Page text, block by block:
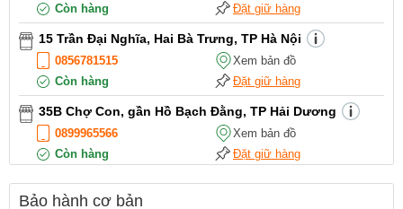
Còn hàng
Đặt giữ hàng
15 Trần Đại Nghĩa, Hai Bà Trưng, TP Hà Nội
0856781515
Xem bản đồ
Còn hàng
Đặt giữ hàng
35B Chợ Con, gần Hồ Bạch Đằng, TP Hải Dương
0899965566
Xem bản đồ
Còn hàng
Đặt giữ hàng
12 Điện Biên Phủ, TP Hải Phòng
0916551212
Bảo hành cơ bản